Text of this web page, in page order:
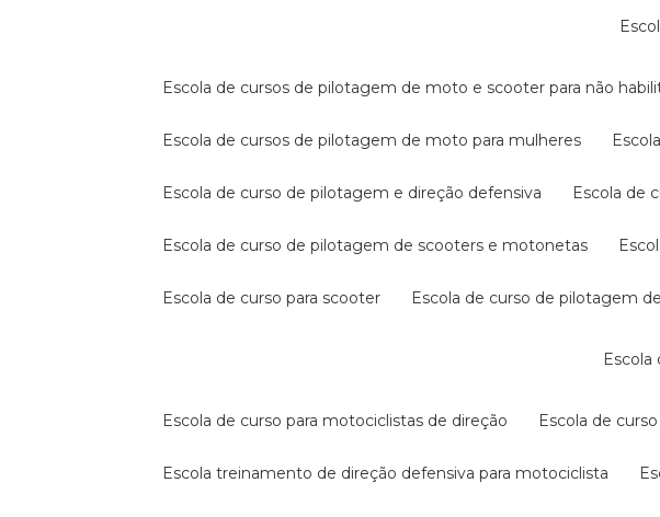
escola de cursos de pilotagem de moto e scooter para não
escola de cursos de pilotagem de moto para mulheres
escola de curso de pilotagem e direção defensiva escola
escola de curso de pilotagem de scooters e motonetas
escola de curso para scooter escola de curso de pilotagem
escola de curso para motociclistas de direção escola de
escola treinamento de direção defensiva para motociclista